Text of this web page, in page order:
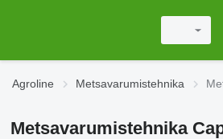
Agroline Metsavarumistehnika
Metsavarumistehnika